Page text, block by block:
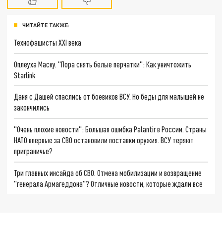
ЧИТАЙТЕ ТАКЖЕ:
Технофашисты XXI века
Оплеуха Маску. "Пора снять белые перчатки": Как уничтожить
Starlink
Даня с Дашей спаслись от боевиков ВСУ. Но беды для малышей не
закончились
"Очень плохие новости": Большая ошибка Palantir в России. Страны
НАТО впервые за СВО остановили поставки оружия. ВСУ теряют
приграничье?
Три главных инсайда об СВО. Отмена мобилизации и возвращение
"генерала Армагеддона"? Отличные новости, которые ждали все